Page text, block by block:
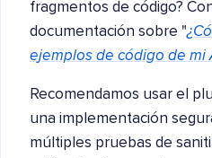
fragmentos de código?
documentación sobre "
ejemplos de código de mi
Recomendamos usar el
una implementación
múltiples pruebas de